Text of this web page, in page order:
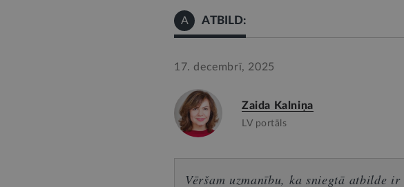
A ATBILD:
17. decembrī, 2025
Zaida Kalniņa
LV portāls
Vēršam uzmanību, ka sniegtā atbilde